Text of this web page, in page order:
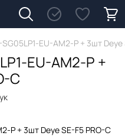
EU-AM2-P + 3шт Deye
EU-AM2-P +
C